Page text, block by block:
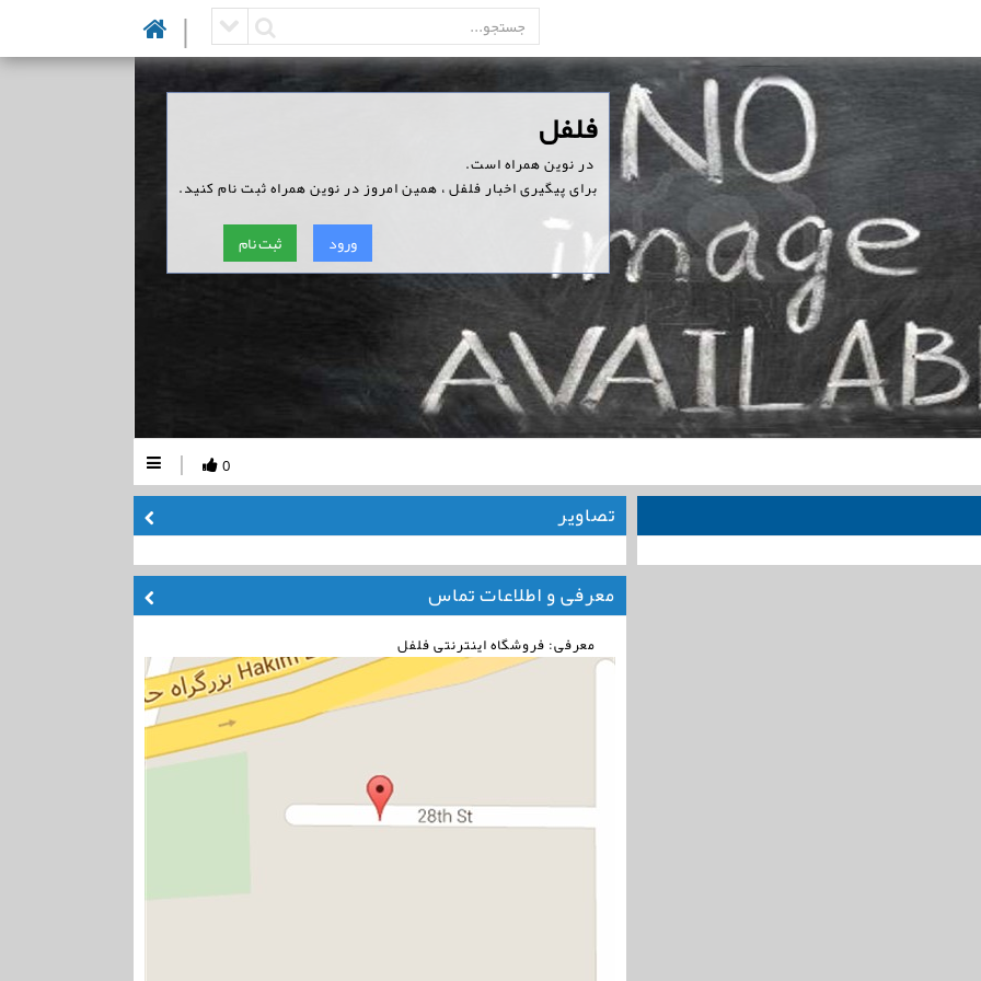
|
‏فلفل
‏ در نوین همراه است.
برای پیگیری اخبار فلفل ، همین امروز در نوین همراه ثبت نام کنید.
ورود ثبت نام
0
|
تصاویر
معرفی و اطلاعات تماس
معرفی: فروشگاه اینترنتی فلفل